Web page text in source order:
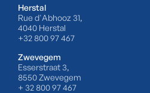
Herstal
Rue d'Abhooz 31,
4040 Herstal
+32 800 97 467
Zwevegem
Esserstraat 3,
8550 Zwevegem
+ 32 800 97 467